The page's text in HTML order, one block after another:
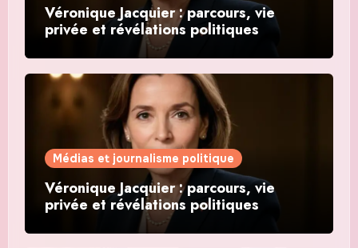
Véronique Jacquier : parcours, vie
privée et révélations politiques
Médias et journalisme politique
Véronique Jacquier : parcours, vie
privée et révélations politiques